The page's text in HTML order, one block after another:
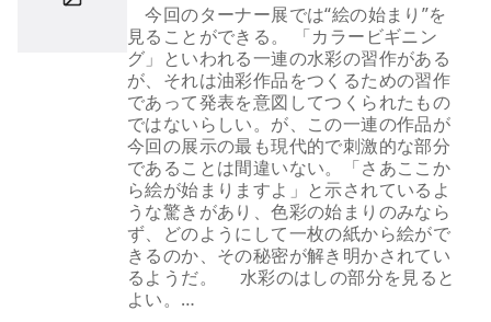
今回のターナー展では“絵の始まり”を
見ることができる。 「カラービギニン
グ」といわれる一連の水彩の習作がある
が、それは油彩作品をつくるための習作
であって発表を意図してつくられたもの
ではないらしい。が、この一連の作品が
今回の展示の最も現代的で刺激的な部分
であることは間違いない。「さあここか
ら絵が始まりますよ」と示されているよ
うな驚きがあり、色彩の始まりのみなら
ず、どのようにして一枚の紙から絵がで
きるのか、その秘密が解き明かされてい
るようだ。 水彩のはしの部分を見ると
よい。…